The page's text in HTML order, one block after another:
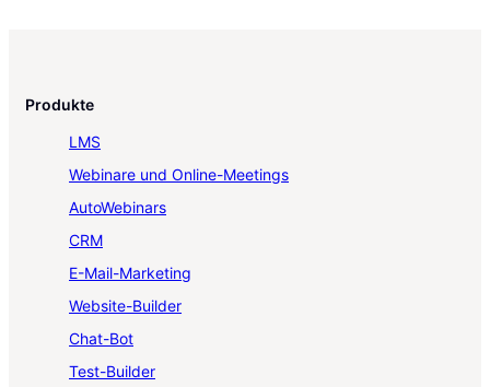
Produkte
LMS
Webinare und Online-Meetings
AutoWebinars
CRM
E-Mail-Marketing
Website-Builder
Chat-Bot
Test-Builder